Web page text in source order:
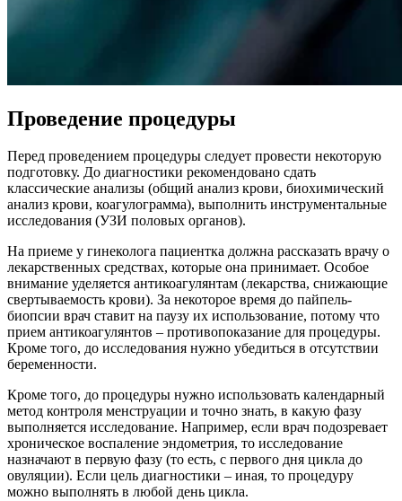
Проведение процедуры
Перед проведением процедуры следует провести некоторую
подготовку. До диагностики рекомендовано сдать
классические анализы (общий анализ крови, биохимический
анализ крови, коагулограмма), выполнить инструментальные
исследования (УЗИ половых органов).
На приеме у гинеколога пациентка должна рассказать врачу о
лекарственных средствах, которые она принимает. Особое
внимание уделяется антикоагулянтам (лекарства, снижающие
свертываемость крови). За некоторое время до пайпель-
биопсии врач ставит на паузу их использование, потому что
прием антикоагулянтов – противопоказание для процедуры.
Кроме того, до исследования нужно убедиться в отсутствии
беременности.
Кроме того, до процедуры нужно использовать календарный
метод контроля менструации и точно знать, в какую фазу
выполняется исследование. Например, если врач подозревает
хроническое воспаление эндометрия, то исследование
назначают в первую фазу (то есть, с первого дня цикла до
овуляции). Если цель диагностики – иная, то процедуру
можно выполнять в любой день цикла.